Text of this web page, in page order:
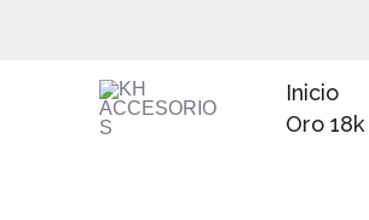
Inicio
Oro 18k